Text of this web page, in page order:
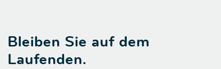
Bleiben Sie auf dem
Laufenden.